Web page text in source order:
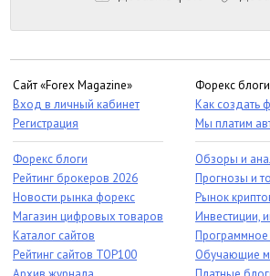
Сайт «Forex Magazine»
Вход в личный кабинет
Регистрация
Форекс блоги
Рейтинг брокеров 2026
Новости рынка форекс
Магазин цифровых товаров
Каталог сайтов
Рейтинг сайтов TOP100
Форекс блоги
Как создать
Мы платим
Обзоры и
Прогнозы и
Рынок
Инвестиции,
Обучающие